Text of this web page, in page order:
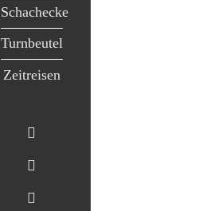
Schachecke
Turnbeutel
Zeitreisen